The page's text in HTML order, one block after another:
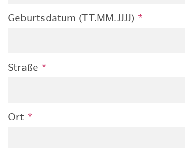
Geburtsdatum (TT.MM.JJJJ) *
Straße *
Ort *